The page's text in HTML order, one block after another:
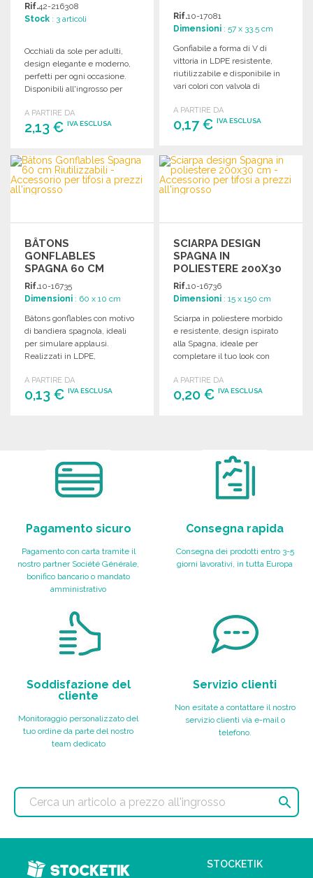
Rif.42-216308
Stock : 3 articoli
Occhiali da sole per adulti,
design elegante e moderno,
perfetti per ogni occasione.
Disponibili all'ingrosso per
A PARTIRE DA
2,13 € IVA ESCLUSA
ORDINARE
Richiedi un preventivo
Rif.10-17081
Dimensioni : 57 x 33.5 cm
Gonfiabile a forma di V di
vittoria in LDPE resistente,
riutilizzabile e disponibile in
vari colori con valvola di
A PARTIRE DA
0,17 €IVA ESCLUSA
ORDINARE
Richiedi un preventivo
BÂTONS
GONFLABLES
SPAGNA 60 CM
RIUTILIZZABILI A
PREZZI
Rif.10-16735
Dimensioni : 60 x 10 cm
Bâtons gonflables con motivo
di bandiera spagnola, ideali
per simulare applausi.
Realizzati in LDPE,
gonfiaggio.
A PARTIRE DA
0,13 € IVA ESCLUSA
SCIARPA DESIGN
SPAGNA IN
POLIESTERE 200X30
CM A PREZZI
ALL'INGROSSO
Rif.10-16736
Dimensioni : 15 x 150 cm
Sciarpa in poliestere morbido
e resistente, design ispirato
alla Spagna, ideale per
completare il tuo look con
A PARTIRE DA
0,20 €IVA ESCLUSA
Pagamento sicuro
Pagamento con carta tramite il
nostro partner Société Générale,
bonifico bancario o mandato
amministrativo
Consegna rapida
Consegna dei prodotti entro 3-5
giorni lavorativi, in tutta Europa
Soddisfazione del
cliente
Monitoraggio personalizzato del
tuo ordine da parte del nostro
team dedicato
Servizio clienti
Non esitate a contattare il nostro
servizio clienti via e-mail o
telefono.

STOCKETIK